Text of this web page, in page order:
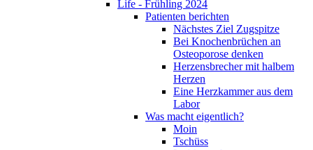
Life - Frühling 2024
Patienten berichten
Nächstes Ziel Zugspitze
Bei Knochenbrüchen an
Osteoporose denken
Herzensbrecher mit halbem
Herzen
Eine Herzkammer aus dem
Labor
Was macht eigentlich?
Moin
Tschüss